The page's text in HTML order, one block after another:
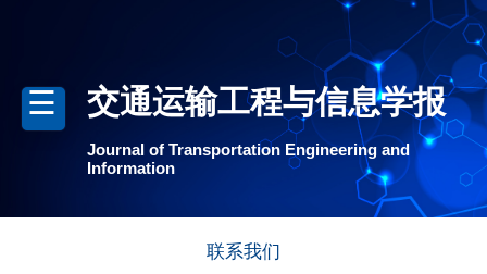
交通运输工程与信息学报
Journal of Transportation Engineering and
Information
联系我们